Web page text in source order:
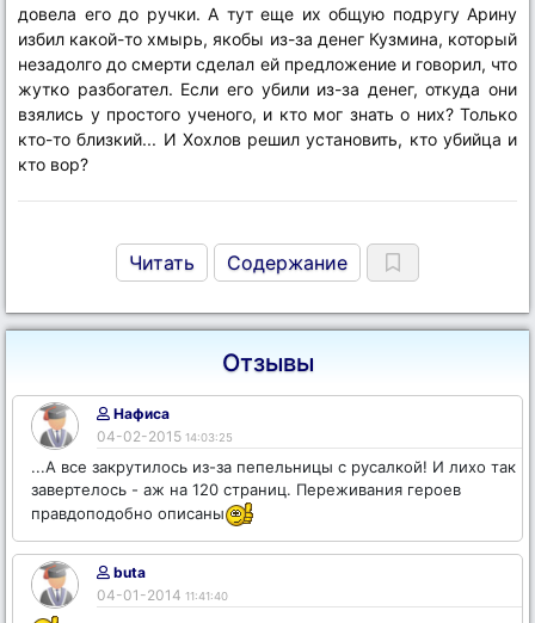
довела его до ручки. А тут еще их общую подругу Арину
избил какой-то хмырь, якобы из-за денег Кузмина, который
незадолго до смерти сделал ей предложение и говорил, что
жутко разбогател. Если его убили из-за денег, откуда они
взялись у простого ученого, и кто мог знать о них? Только
кто-то близкий... И Хохлов решил установить, кто убийца и
кто вор?
Читать Содержание
Отзывы
Нафиса
04-02-2015 14:03:25
...А все закрутилось из-за пепельницы с русалкой! И лихо так
завертелось - аж на 120 страниц. Переживания героев
правдоподобно описаны
buta
04-01-2014 11:41:40